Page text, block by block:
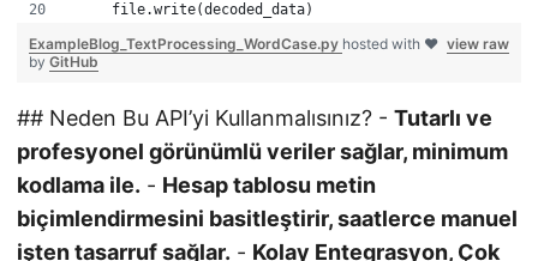
     file.write(decoded_data)
view raw
ExampleBlog_TextProcessing_WordCase.py hosted with ❤
by GitHub
## Neden Bu API’yi Kullanmalısınız? - Tutarlı ve
profesyonel görünümlü veriler sağlar, minimum
kodlama ile. - Hesap tablosu metin
biçimlendirmesini basitleştirir, saatlerce manuel
işten tasarruf sağlar. - Kolay Entegrasyon, Çok